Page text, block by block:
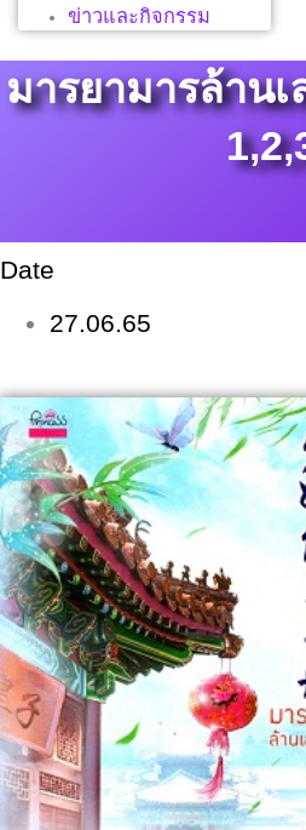
ข่าวและกิจกรรม
มารยามารล้านเ
Date
27.06.65